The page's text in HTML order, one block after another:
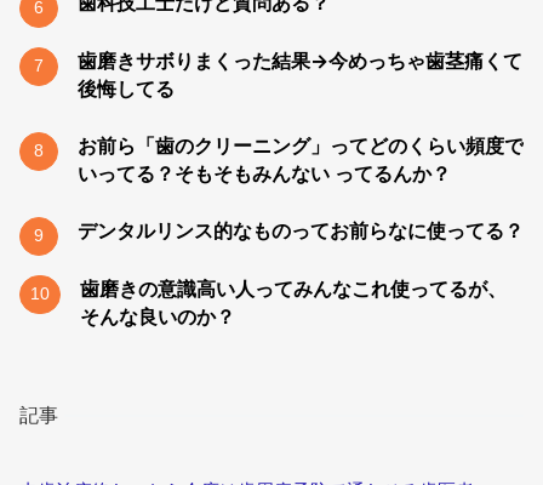
6
7
歯磨きサボりまくった結果→今めっちゃ歯茎痛くて
後悔してる
8
お前ら「歯のクリーニング」ってどのくらい頻度で
いってる？そもそもみんない ってるんか？
9 デンタルリンス的なものってお前らなに使ってる？
10
歯磨きの意識高い人ってみんなこれ使ってるが、
そんな良いのか？
記事